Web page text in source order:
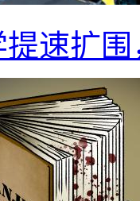
速扩